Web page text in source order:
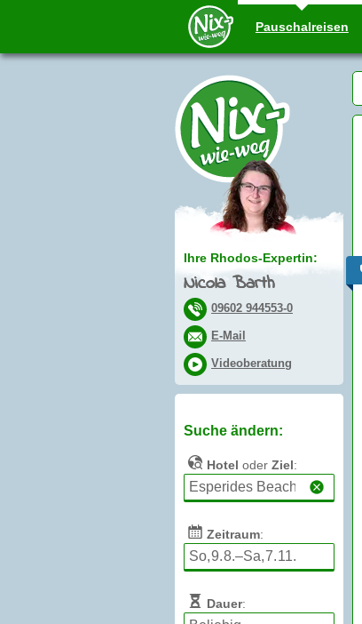
Pauschalreisen
Ihre Rhodos-Expertin:
Nicola Barth
09602 944553-0
E-Mail
Videoberatung
Suche ändern:
Hotel oder Ziel:
Zeitraum:
Dauer: